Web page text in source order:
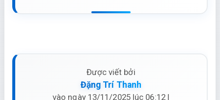
Được viết bởi
Đặng Trí Thanh
vào ngày 13/11/2025 lúc 06:12 |